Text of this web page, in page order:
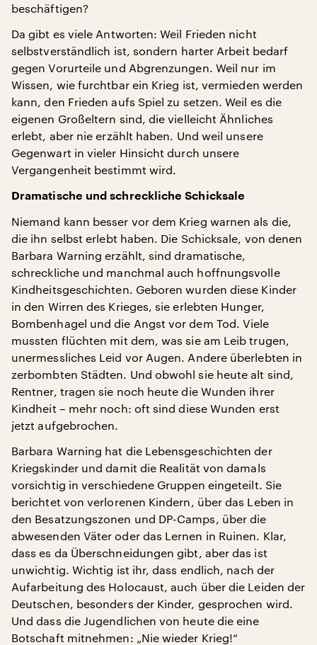
beschäftigen?
Da gibt es viele Antworten: Weil Frieden nicht
selbstverständlich ist, sondern harter Arbeit bedarf
gegen Vorurteile und Abgrenzungen. Weil nur im
Wissen, wie furchtbar ein Krieg ist, vermieden werden
kann, den Frieden aufs Spiel zu setzen. Weil es die
eigenen Großeltern sind, die vielleicht Ähnliches
erlebt, aber nie erzählt haben. Und weil unsere
Gegenwart in vieler Hinsicht durch unsere
Vergangenheit bestimmt wird.
Dramatische und schreckliche Schicksale
Niemand kann besser vor dem Krieg warnen als die,
die ihn selbst erlebt haben. Die Schicksale, von denen
Barbara Warning erzählt, sind dramatische,
schreckliche und manchmal auch hoffnungsvolle
Kindheitsgeschichten. Geboren wurden diese Kinder
in den Wirren des Krieges, sie erlebten Hunger,
Bombenhagel und die Angst vor dem Tod. Viele
mussten flüchten mit dem, was sie am Leib trugen,
unermessliches Leid vor Augen. Andere überlebten in
zerbombten Städten. Und obwohl sie heute alt sind,
Rentner, tragen sie noch heute die Wunden ihrer
Kindheit – mehr noch: oft sind diese Wunden erst
jetzt aufgebrochen.
Barbara Warning hat die Lebensgeschichten der
Kriegskinder und damit die Realität von damals
vorsichtig in verschiedene Gruppen eingeteilt. Sie
berichtet von verlorenen Kindern, über das Leben in
den Besatzungszonen und DP-Camps, über die
abwesenden Väter oder das Lernen in Ruinen. Klar,
dass es da Überschneidungen gibt, aber das ist
unwichtig. Wichtig ist ihr, dass endlich, nach der
Aufarbeitung des Holocaust, auch über die Leiden der
Deutschen, besonders der Kinder, gesprochen wird.
Und dass die Jugendlichen von heute die eine
Botschaft mitnehmen: „Nie wieder Krieg!“